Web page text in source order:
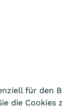
für
die